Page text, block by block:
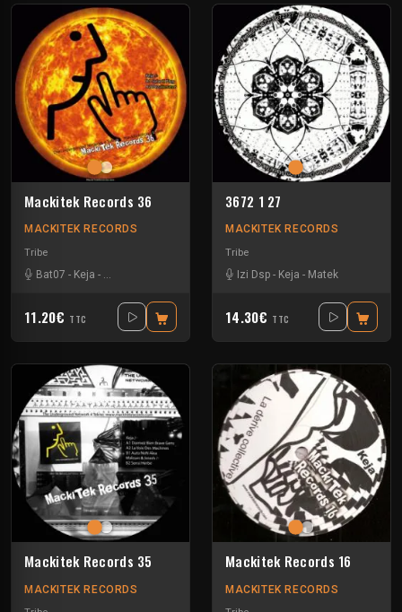
Mackitek Records 36
MACKITEK RECORDS
Tribe
Bat07 - Keja - Malcom & Jerash Tekno Everyday
11.20€ TTC
3672 1 27
MACKITEK RECORDS
Tribe
Izi Dsp - Keja - Matek
14.30€ TTC
Mackitek Records 35
MACKITEK RECORDS
Mackitek Records 16
MACKITEK RECORDS